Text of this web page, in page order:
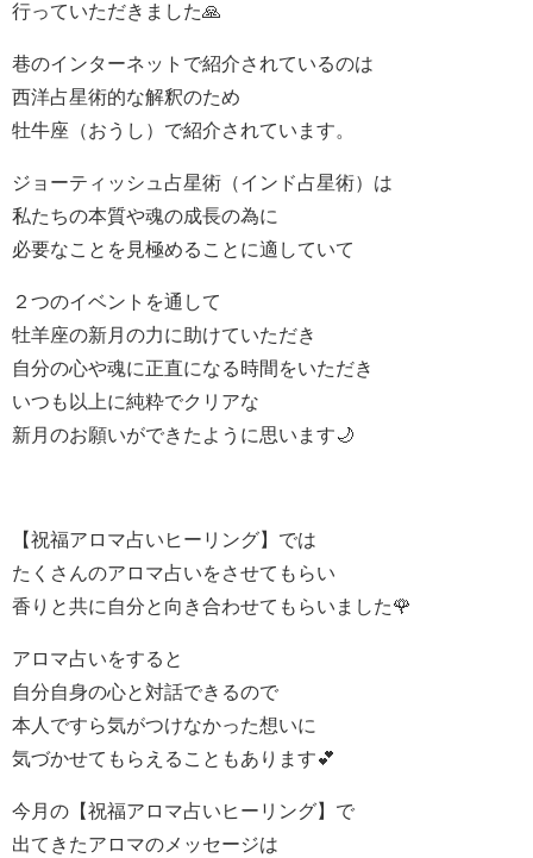
行っていただきました🙏
巷のインターネットで紹介されているのは
西洋占星術的な解釈のため
牡牛座（おうし）で紹介されています。
ジョーティッシュ占星術（インド占星術）は
私たちの本質や魂の成長の為に
必要なことを見極めることに適していて
２つのイベントを通して
牡羊座の新月の力に助けていただき
自分の心や魂に正直になる時間をいただき
いつも以上に純粋でクリアな
新月のお願いができたように思います🌙
【祝福アロマ占いヒーリング】では
たくさんのアロマ占いをさせてもらい
香りと共に自分と向き合わせてもらいました🌹
アロマ占いをすると
自分自身の心と対話できるので
本人ですら気がつけなかった想いに
気づかせてもらえることもあります💕
今月の【祝福アロマ占いヒーリング】で
出てきたアロマのメッセージは